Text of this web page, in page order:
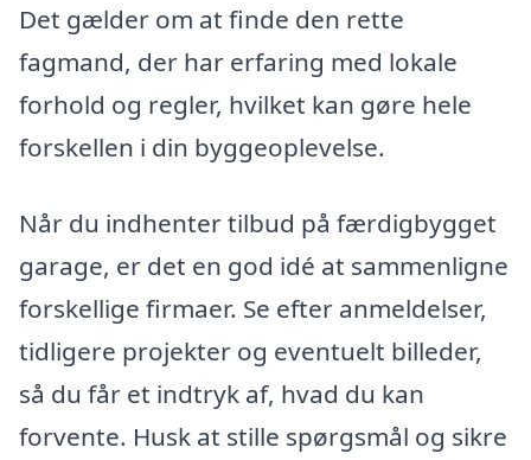
Det gælder om at finde den rette
fagmand, der har erfaring med lokale
forhold og regler, hvilket kan gøre hele
forskellen i din byggeoplevelse.
Når du indhenter tilbud på færdigbygget
garage, er det en god idé at sammenligne
forskellige firmaer. Se efter anmeldelser,
tidligere projekter og eventuelt billeder,
så du får et indtryk af, hvad du kan
forvente. Husk at stille spørgsmål og sikre